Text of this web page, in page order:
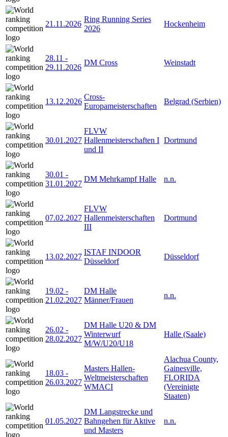
21.11.2026
Ring Running Series
2026
Hockenheim
28.11 -
29.11.2026
DM Cross Weinstadt
13.12.2026
Cross-
Europameisterschaften
Belgrad (Serbien)
30.01.2027
FLVW
Hallenmeisterschaften I
und II
Dortmund
30.01 -
31.01.2027
DM Mehrkampf Halle n.n.
07.02.2027
FLVW
Hallenmeisterschaften
III
Dortmund
13.02.2027
ISTAF INDOOR
Düsseldorf
Düsseldorf
19.02 -
21.02.2027
DM Halle
Männer/Frauen
n.n.
26.02 -
28.02.2027
DM Halle U20 & DM
Winterwurf
M/W/U20/U18
Halle (Saale)
18.03 -
26.03.2027
Masters Hallen-
Weltmeisterschaften
WMACI
Alachua County,
Gainesville,
FLORIDA
(Vereinigte
Staaten)
01.05.2027
DM Langstrecke und
Bahngehen für Aktive
und Masters
n.n.